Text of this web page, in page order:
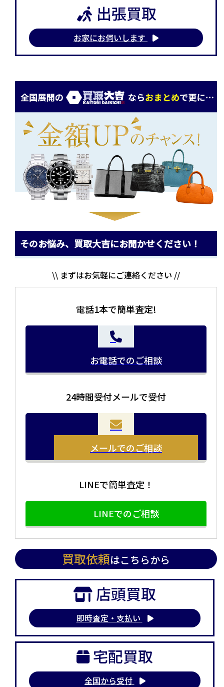
出張買取
お家にお伺いします
そのお悩み、買取大吉にお聞かせください！
電話1本で簡単査定!
お電話でのご相談
24時間受付メールで受付
メールでのご相談
LINEで簡単査定！
LINEでのご相談
買取依頼はこちらから
店頭買取
即時査定・支払い
宅配買取
全国から受付